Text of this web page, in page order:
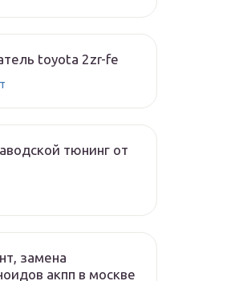
toyota 2zr-fe
тюнинг от
замена
акпп в москве